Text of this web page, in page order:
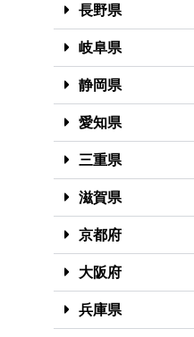
長野県
岐阜県
静岡県
愛知県
三重県
滋賀県
京都府
大阪府
兵庫県